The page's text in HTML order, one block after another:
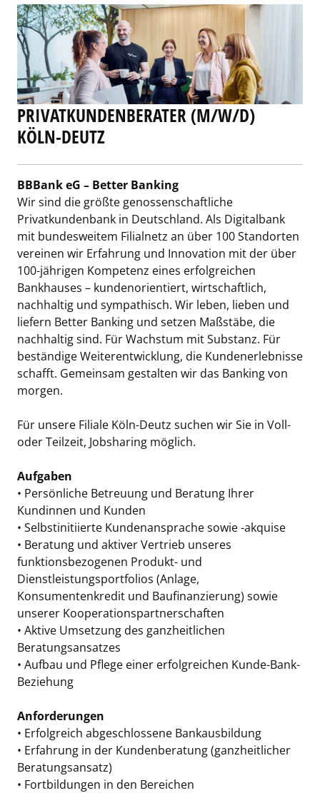
PRIVATKUNDENBERATER (M/W/D)
KÖLN-DEUTZ
BBBank eG – Better Banking
Wir sind die größte genossenschaftliche
Privatkundenbank in Deutschland. Als Digitalbank
mit bundesweitem Filialnetz an über 100 Standorten
vereinen wir Erfahrung und Innovation mit der über
100-jährigen Kompetenz eines erfolgreichen
Bankhauses – kundenorientiert, wirtschaftlich,
nachhaltig und sympathisch. Wir leben, lieben und
liefern Better Banking und setzen Maßstäbe, die
nachhaltig sind. Für Wachstum mit Substanz. Für
beständige Weiterentwicklung, die Kundenerlebnisse
schafft. Gemeinsam gestalten wir das Banking von
morgen.
Für unsere Filiale Köln-Deutz suchen wir Sie in Voll-
oder Teilzeit, Jobsharing möglich.
Aufgaben
• Persönliche Betreuung und Beratung Ihrer
Kundinnen und Kunden
• Selbstinitiierte Kundenansprache sowie -akquise
• Beratung und aktiver Vertrieb unseres
funktionsbezogenen Produkt- und
Dienstleistungsportfolios (Anlage,
Konsumentenkredit und Baufinanzierung) sowie
unserer Kooperationspartnerschaften
• Aktive Umsetzung des ganzheitlichen
Beratungsansatzes
• Aufbau und Pflege einer erfolgreichen Kunde-Bank-
Beziehung
Anforderungen
• Erfolgreich abgeschlossene Bankausbildung
• Erfahrung in der Kundenberatung (ganzheitlicher
Beratungsansatz)
• Fortbildungen in den Bereichen